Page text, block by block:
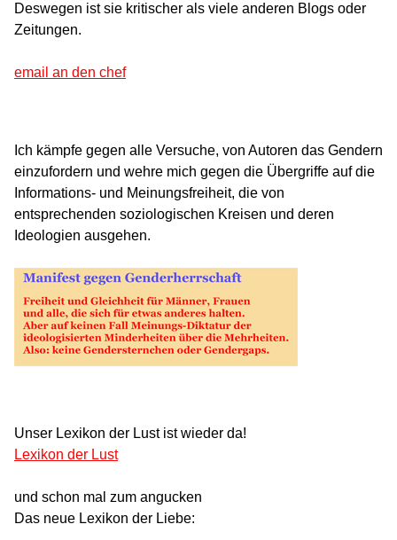
Deswegen ist sie kritischer als viele anderen Blogs oder
Zeitungen.
email an den chef
Ich kämpfe gegen alle Versuche, von Autoren das Gendern
einzufordern und wehre mich gegen die Übergriffe auf die
Informations- und Meinungsfreiheit, die von
entsprechenden soziologischen Kreisen und deren
Ideologien ausgehen.
Unser Lexikon der Lust ist wieder da!
Lexikon der Lust
und schon mal zum angucken
Das neue Lexikon der Liebe: